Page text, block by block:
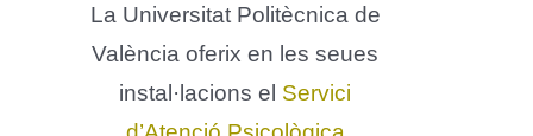
La Universitat Politècnica de
València oferix en les seues
instal·lacions el Servici